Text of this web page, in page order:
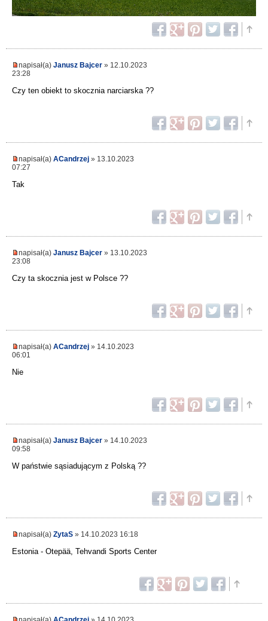
napisał(a) Janusz Bajcer » 12.10.2023
23:28
Czy ten obiekt to skocznia narciarska ??
napisał(a) ACandrzej » 13.10.2023
07:27
Tak
napisał(a) Janusz Bajcer » 13.10.2023
23:08
Czy ta skocznia jest w Polsce ??
napisał(a) ACandrzej » 14.10.2023
06:01
Nie
napisał(a) Janusz Bajcer » 14.10.2023
09:58
W państwie sąsiadującym z Polską ??
napisał(a) ZytaS » 14.10.2023 16:18
Estonia - Otepää, Tehvandi Sports Center